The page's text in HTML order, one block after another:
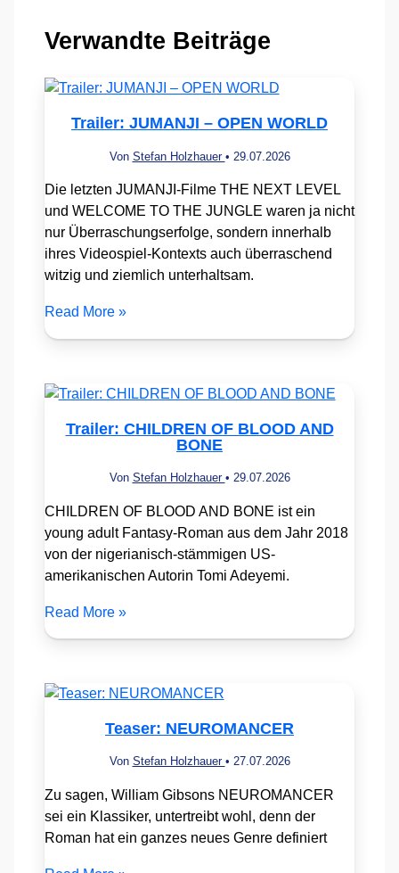
Verwandte Beiträge
Trailer: JUMANJI – OPEN WORLD
Von Stefan Holzhauer • 29.07.2026
Die letzten JUMANJI-Filme THE NEXT LEVEL
und WELCOME TO THE JUNGLE waren ja nicht
nur Überraschungserfolge, sondern innerhalb
ihres Videospiel-Kontexts auch überraschend
witzig und ziemlich unterhaltsam.
Read More »
Trailer: CHILDREN OF BLOOD AND
BONE
Von Stefan Holzhauer • 29.07.2026
CHILDREN OF BLOOD AND BONE ist ein
young adult Fantasy-Roman aus dem Jahr 2018
von der nigerianisch-stämmigen US-
amerikanischen Autorin Tomi Adeyemi.
Read More »
Teaser: NEUROMANCER
Von Stefan Holzhauer • 27.07.2026
Zu sagen, William Gibsons NEUROMANCER
sei ein Klassiker, untertreibt wohl, denn der
Roman hat ein ganzes neues Genre definiert